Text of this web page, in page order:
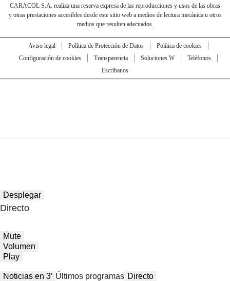
CARACOL S.A. realiza una reserva expresa de las reproducciones y usos de las obras
y otras prestaciones accesibles desde este sitio web a medios de lectura mecánica u otros
medios que resulten adecuados.
Aviso legal Política de Protección de Datos
Política de cookies
Configuración de cookies
Transparencia Soluciones W
Teléfonos
Escríbanos
Desplegar
Directo
Mute
Volumen
Play
Noticias en 3′ Últimos programas Directo